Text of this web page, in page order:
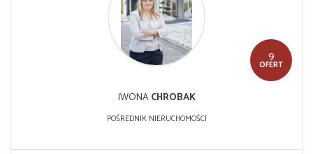
9
OFERT
IWONACHROBAK
POŚREDNIK NIERUCHOMOŚCI